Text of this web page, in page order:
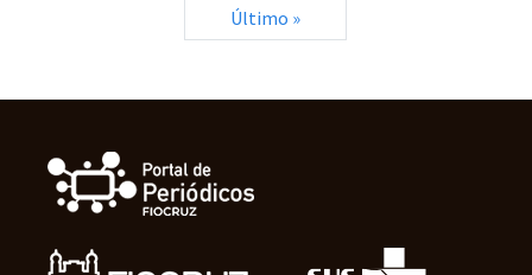
Último »Última página